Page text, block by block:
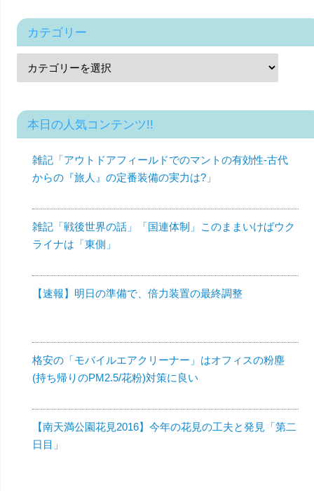
カテゴリー
本日の人気コンテンツ!!
雑記「アウトドアフィールドでのマントの有効性-古代
からの『旅人』の定番装備の実力は?」
雑記「戦後世界の話」「国連体制」このままいけばウク
ライナは「東側」
【速報】明日の準備で、倍力装置の最終調整
格安の「モバイルエアクリーナー」はオフィスの粉塵
(持ち帰りのPM2.5/花粉)対策に良い
【南天満公園花見2016】今年の花見の工夫と発見「第二
日目」